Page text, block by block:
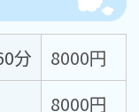
分
8000円
8000円